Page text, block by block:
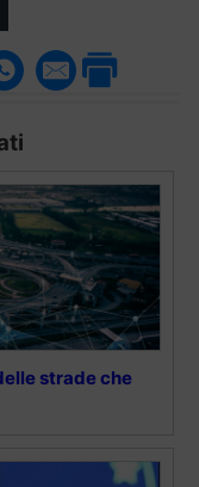
strade che